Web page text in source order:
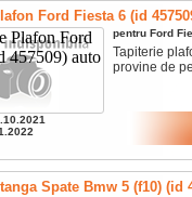
Ford Fiesta 6 (id
pentru Ford
Tapiterie
provine de
Spate Bmw 5 (f10) (id